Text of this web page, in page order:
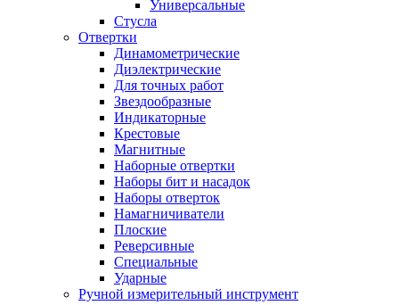
Универсальные
Стусла
Отвертки
Динамометрические
Диэлектрические
Для точных работ
Звездообразные
Индикаторные
Крестовые
Магнитные
Наборные отвертки
Наборы бит и насадок
Наборы отверток
Намагничиватели
Плоские
Реверсивные
Специальные
Ударные
Ручной измерительный инструмент